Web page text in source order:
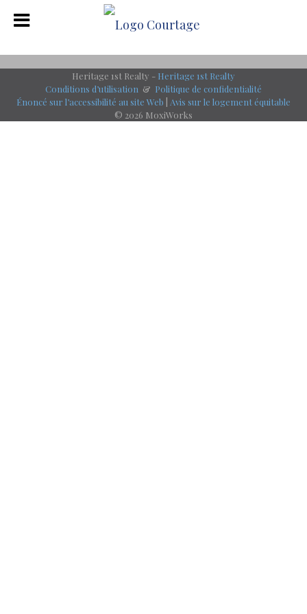
Heritage 1st Realty - Heritage 1st Realty
Conditions d’utilisation & Politique de confidentialité
Énoncé sur l’accessibilité au site Web
Avis sur le logement équitable
© 2026 MoxiWorks